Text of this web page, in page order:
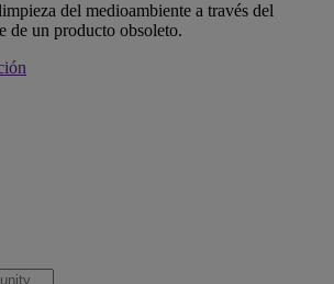
del medioambiente a través del
de un producto obsoleto.